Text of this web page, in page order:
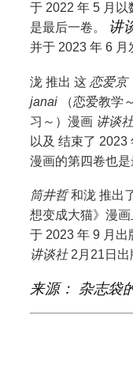
于 2022 年 5 月
是最后一卷。
讲
并于 2023 年 6 月
泷 推出 这 恋爱京
janai （恋爱教学
习～）漫画 讲谈社
以及 结束了 2023
漫画的第四卷也是
筒井哲和泷 推出
想变成大猫》漫
于 2023 年 9 月出
讲谈社2月21日出
来源： 杂志袋